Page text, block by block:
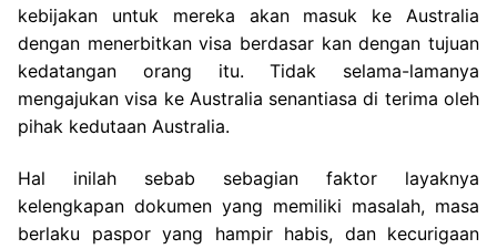
kebijakan untuk mereka akan masuk ke Australia
dengan menerbitkan visa berdasar kan dengan tujuan
kedatangan orang itu. Tidak selama-lamanya
mengajukan visa ke Australia senantiasa di terima oleh
pihak kedutaan Australia.
Hal inilah sebab sebagian faktor layaknya
kelengkapan dokumen yang memiliki masalah, masa
berlaku paspor yang hampir habis, dan kecurigaan